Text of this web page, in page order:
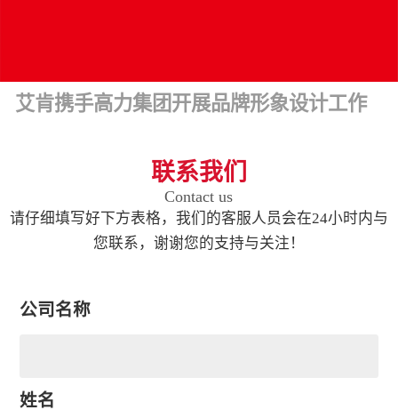
艾肯携手高力集团开展品牌形象设计工作
联系我们
Contact us
请仔细填写好下方表格，我们的客服人员会在24小时内与
您联系，谢谢您的支持与关注！
公司名称
姓名